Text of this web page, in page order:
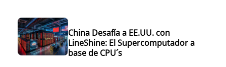
China Desafía a EE.UU. con
LineShine: El Supercomputador a
base de CPU´s